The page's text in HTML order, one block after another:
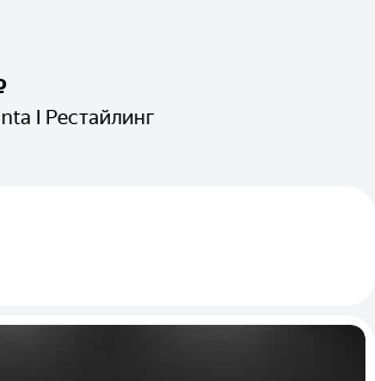
I Рестайлинг